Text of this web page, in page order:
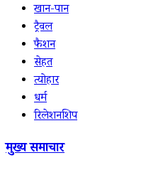
खान-पान
ट्रैवल
फैशन
सेहत
त्योहार
धर्म
रिलेशनशिप
मुख्य समाचार